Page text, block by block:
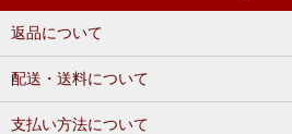
返品について
配送・送料について
支払い方法について